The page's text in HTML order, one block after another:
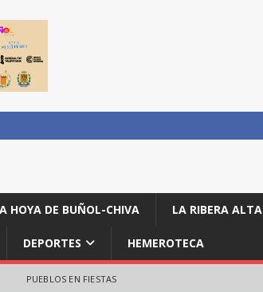
HOYA DE BUÑOL-CHIVA LA RIBERA ALTA
DEPORTES HEMEROTECA
PUEBLOS EN FIESTAS